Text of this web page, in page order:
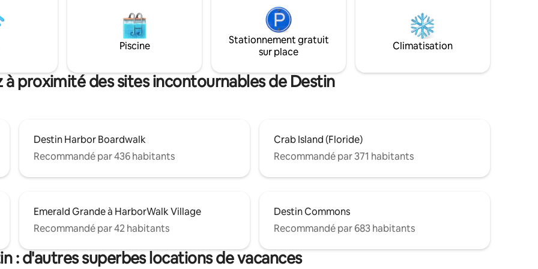
de mer situés à moins de
pied de l'appartement.
gratuite des chaises longues,
et des jouets du
de ville de 4 chambres et 4 salles de bain
où chaque étage est méticuleusement
conçu pour la détente et le
divertissement... ce sera une propriété
que vous ne voudrez jamais quitter !
extérieurs entourés d'un espace boisé
paisible la nuit. C'est comme sortir d'un
monde directement dans un autre.
Venez vous détendre et profiter de la
confortable.
Piscine
Stationnement gratuit
sur place
Climatisation
à proximité des sites incontournables de Destin
Destin Harbor Boardwalk
Recommandé par 436 habitants
Crab Island (Floride)
Recommandé par 371 habitants
Emerald Grande à HarborWalk Village
Recommandé par 42 habitants
Destin Commons
Recommandé par 683 habitants
: d'autres superbes locations de vacances